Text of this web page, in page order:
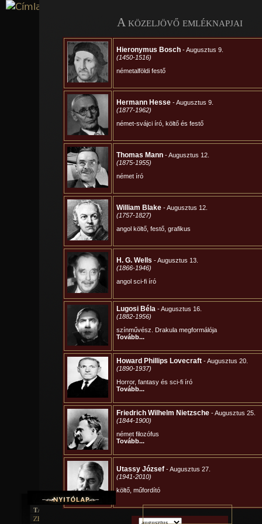
TAJTÉKOS LAPOK
ZENE